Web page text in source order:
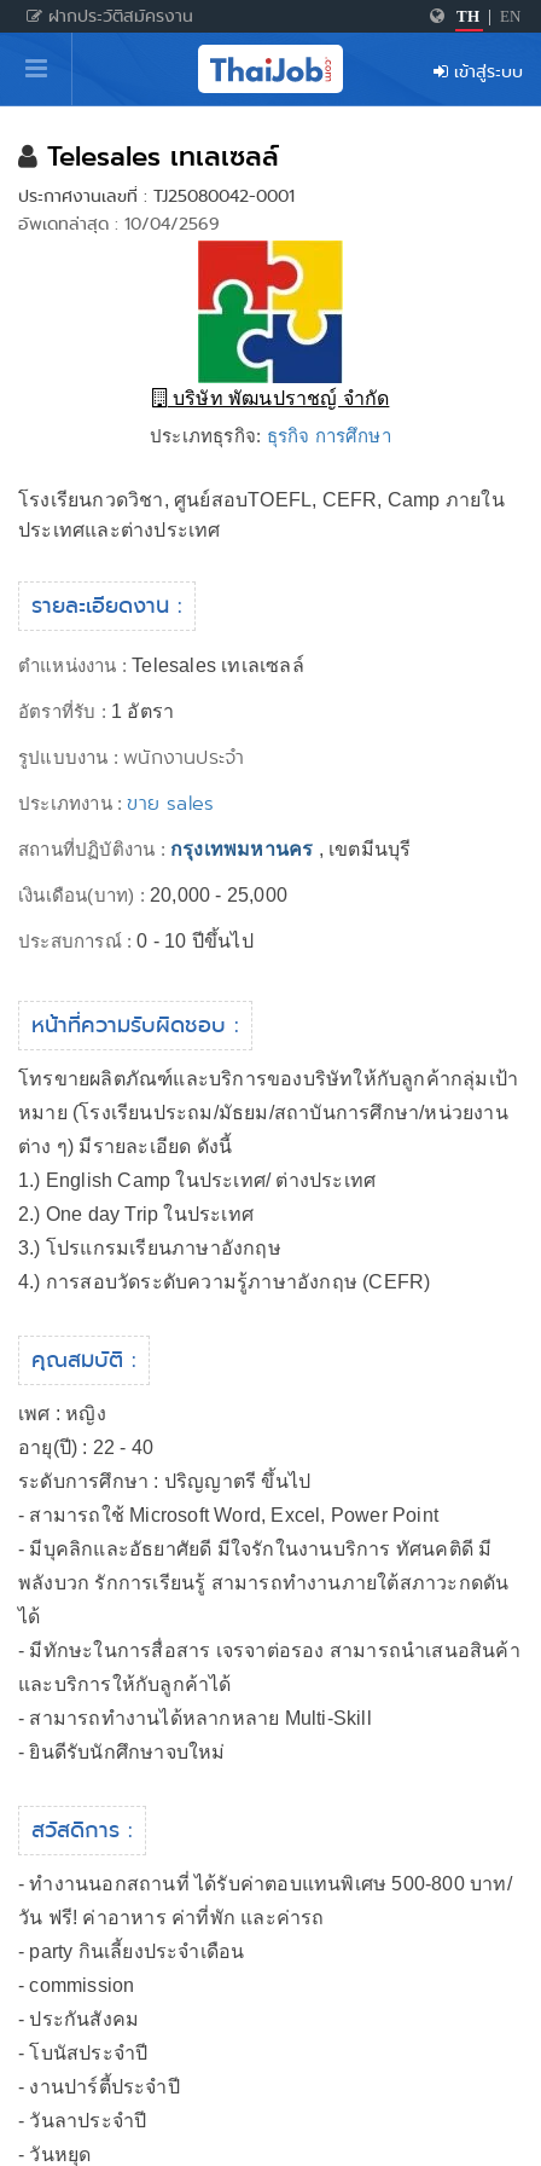
ฝากประวัติสมัครงาน TH EN
หน้าหลัก
ผู้สมัครงาน: เข้าสู่ระบบ
ฝากประวัติสมัครงาน
เกร็ดความรู้
สำหรับผู้ประกอบการ
เข้าสู่ระบบ
Telesales เทเลเซลล์
ประกาศงานเลขที่ : TJ25080042-0001
อัพเดทล่าสุด : 10/04/2569
บริษัท พัฒนปราชญ์ จำกัด
ประเภทธุรกิจ: ธุรกิจ การศึกษา
โรงเรียนกวดวิชา, ศูนย์สอบTOEFL, CEFR, Camp ภายใน
ประเทศและต่างประเทศ
รายละเอียดงาน :
ตำแหน่งงาน :Telesales เทเลเซลล์
อัตราที่รับ : 1 อัตรา
รูปแบบงาน :พนักงานประจำ
ประเภทงาน :ขาย sales
สถานที่ปฏิบัติงาน : กรุงเทพมหานคร , เขตมีนบุรี
เงินเดือน(บาท) : 20,000 - 25,000
ประสบการณ์ :0 - 10 ปีขึ้นไป
หน้าที่ความรับผิดชอบ :
โทรขายผลิตภัณฑ์และบริการของบริษัทให้กับลูกค้ากลุ่มเป้า
หมาย (โรงเรียนประถม/มัธยม/สถาบันการศึกษา/หน่วยงาน
ต่าง ๆ) มีรายละเอียด ดังนี้
1.) English Camp ในประเทศ/ ต่างประเทศ
2.) One day Trip ในประเทศ
3.) โปรแกรมเรียนภาษาอังกฤษ
4.) การสอบวัดระดับความรู้ภาษาอังกฤษ (CEFR)
คุณสมบัติ :
เพศ : หญิง
อายุ(ปี) : 22 - 40
ระดับการศึกษา : ปริญญาตรี ขึ้นไป
- สามารถใช้ Microsoft Word, Excel, Power Point
- มีบุคลิกและอัธยาศัยดี มีใจรักในงานบริการ ทัศนคติดี มี
พลังบวก รักการเรียนรู้ สามารถทำงานภายใต้สภาวะกดดัน
ได้
- มีทักษะในการสื่อสาร เจรจาต่อรอง สามารถนำเสนอสินค้า
และบริการให้กับลูกค้าได้
- สามารถทำงานได้หลากหลาย Multi-Skill
- ยินดีรับนักศึกษาจบใหม่
สวัสดิการ :
- ทำงานนอกสถานที่ ได้รับค่าตอบแทนพิเศษ 500-800 บาท/
วัน ฟรี! ค่าอาหาร ค่าที่พัก และค่ารถ
- party กินเลี้ยงประจำเดือน
- commission
- ประกันสังคม
- โบนัสประจำปี
- งานปาร์ตี้ประจำปี
- วันลาประจำปี
- วันหยุด